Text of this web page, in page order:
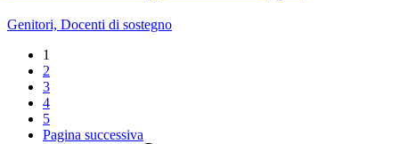
Genitori, Docenti di sostegno
1
2
3
4
5
Pagina successiva